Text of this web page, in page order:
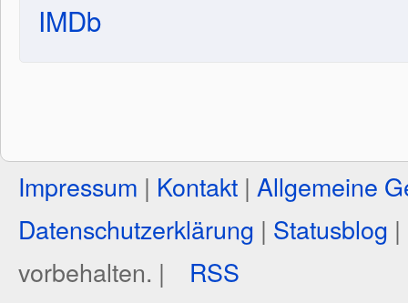
IMDb
Impressum | Kontakt | Allgemeine
Datenschutzerklärung | Statusblog |
vorbehalten. |
RSS